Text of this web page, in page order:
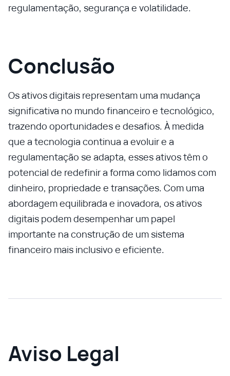
regulamentação, segurança e volatilidade.
Conclusão
Os ativos digitais representam uma mudança
significativa no mundo financeiro e tecnológico,
trazendo oportunidades e desafios. À medida
que a tecnologia continua a evoluir e a
regulamentação se adapta, esses ativos têm o
potencial de redefinir a forma como lidamos com
dinheiro, propriedade e transações. Com uma
abordagem equilibrada e inovadora, os ativos
digitais podem desempenhar um papel
importante na construção de um sistema
financeiro mais inclusivo e eficiente.
Aviso Legal